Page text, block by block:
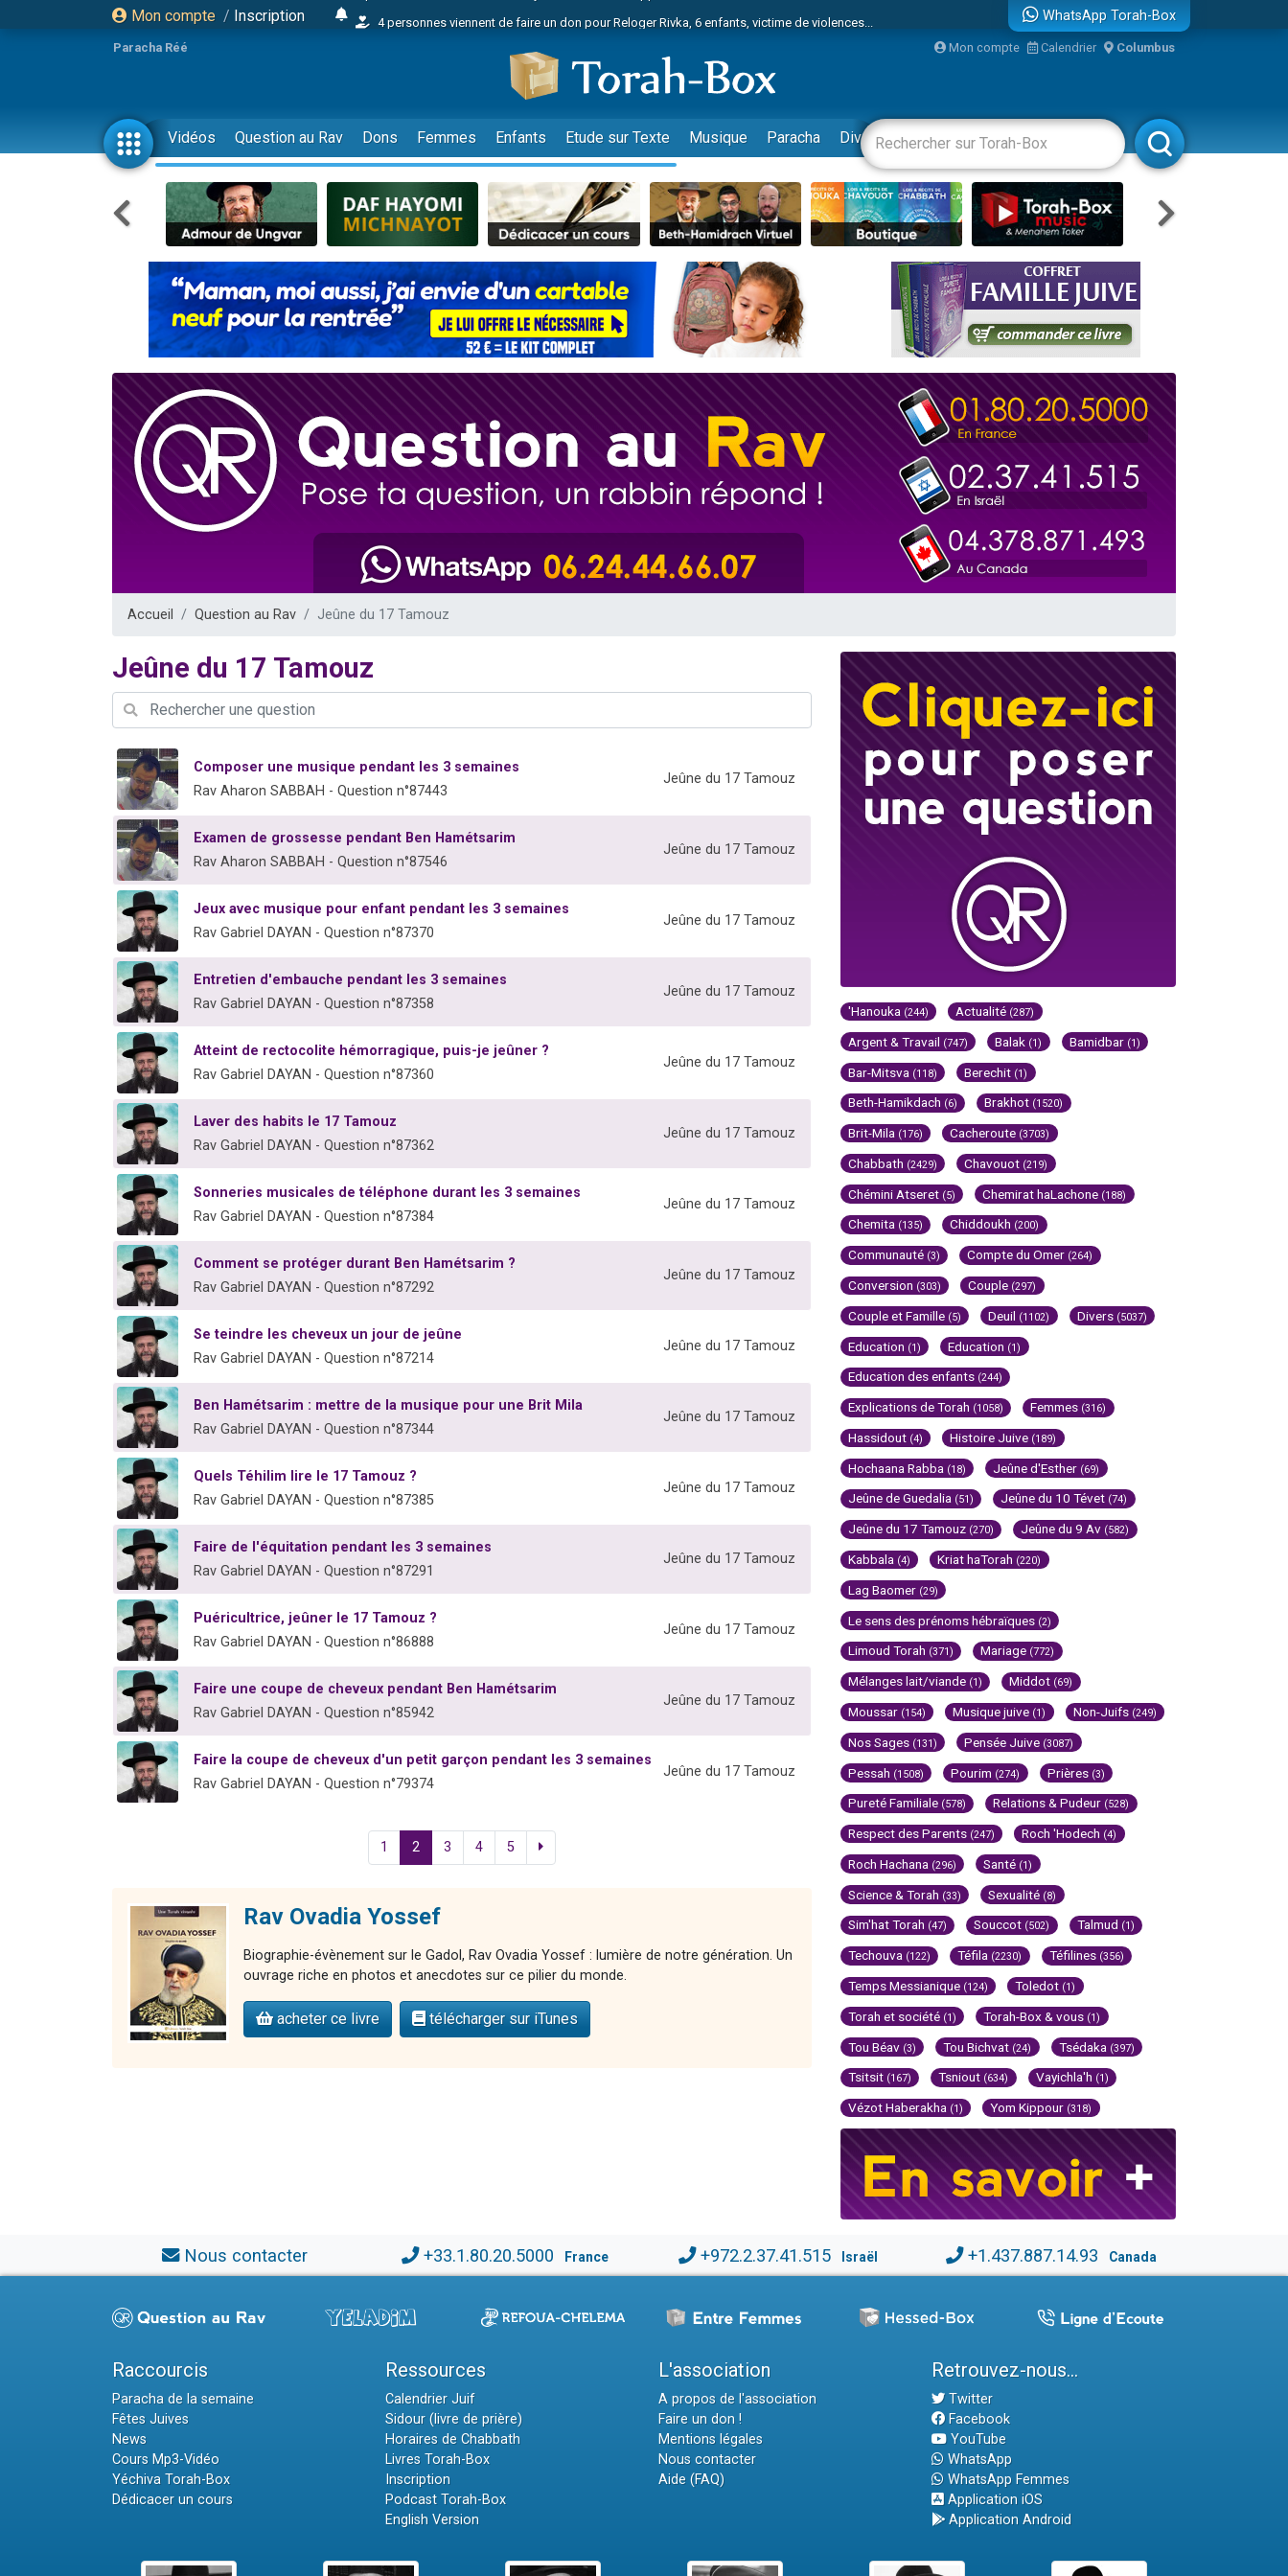
Mon compte / Inscription
4 personnes viennent de faire un don pour Reloger Rivka, 6 enfants, victime de violences...
17 personnes viennent de demander une bénédiction
4 personnes viennent de nous rejoindre sur WhatsApp
Il reste 49 places pour étudier en groupe sur Zoom
23 personnes viennent de faire un don pour Diane, 80 ans, dans un appartement insalubre
Eva vient de donner son Maasser
4 personnes viennent de nous rejoindre sur WhatsApp
3 personnes viennent de nous rejoindre sur WhatsApp
3 personnes viennent de faire un don pour 5 jours de vacances aux Orphelins
Odaya vient de donner son Maasser
2 personnes viennent de nous rejoindre sur WhatsApp
13 personnes viennent de demander une bénédiction
12 nouvelles musiques dans Torah-Box Music
30 personnes viennent de faire un don pour Sauvez la jambe de Yohan
Il reste 49 places pour étudier en groupe sur Zoom
2 personnes viennent de nous rejoindre sur WhatsApp
2 nouvelles musiques dans Torah-Box Music
6 personnes viennent de nous rejoindre sur WhatsApp
WhatsApp Torah-Box
Paracha Réé Mon compte Calendrier Columbus
Vidéos Question au Rav Dons Femmes Enfants Etude sur Texte Musique Paracha Divertissements Livres Rabbanim
Accueil Question au Rav Jeûne du 17 Tamouz
Jeûne du 17 Tamouz
Composer une musique pendant les 3 semaines
Rav Aharon SABBAH - Question n°87443
Jeûne du 17 Tamouz
Examen de grossesse pendant Ben Hamétsarim
Rav Aharon SABBAH - Question n°87546
Jeûne du 17 Tamouz
Jeux avec musique pour enfant pendant les 3 semaines
Rav Gabriel DAYAN - Question n°87370
Jeûne du 17 Tamouz
Entretien d'embauche pendant les 3 semaines
Rav Gabriel DAYAN - Question n°87358
Jeûne du 17 Tamouz
Atteint de rectocolite hémorragique, puis-je jeûner ?
Rav Gabriel DAYAN - Question n°87360
Jeûne du 17 Tamouz
Laver des habits le 17 Tamouz
Rav Gabriel DAYAN - Question n°87362
Jeûne du 17 Tamouz
Sonneries musicales de téléphone durant les 3 semaines
Rav Gabriel DAYAN - Question n°87384
Jeûne du 17 Tamouz
Comment se protéger durant Ben Hamétsarim ?
Rav Gabriel DAYAN - Question n°87292
Jeûne du 17 Tamouz
Se teindre les cheveux un jour de jeûne
Rav Gabriel DAYAN - Question n°87214
Jeûne du 17 Tamouz
Ben Hamétsarim : mettre de la musique pour une Brit Mila
Rav Gabriel DAYAN - Question n°87344
Jeûne du 17 Tamouz
Quels Téhilim lire le 17 Tamouz ?
Rav Gabriel DAYAN - Question n°87385
Jeûne du 17 Tamouz
Faire de l'équitation pendant les 3 semaines
Rav Gabriel DAYAN - Question n°87291
Jeûne du 17 Tamouz
Puéricultrice, jeûner le 17 Tamouz ?
Rav Gabriel DAYAN - Question n°86888
Jeûne du 17 Tamouz
Faire une coupe de cheveux pendant Ben Hamétsarim
Rav Gabriel DAYAN - Question n°85942
Jeûne du 17 Tamouz
Faire la coupe de cheveux d'un petit garçon pendant les 3 semaines
Rav Gabriel DAYAN - Question n°79374
Jeûne du 17 Tamouz
1 2 3 4 5
Rav Ovadia Yossef
Biographie-évènement sur le Gadol, Rav Ovadia Yossef : lumière de notre génération. Un
ouvrage riche en photos et anecdotes sur ce pilier du monde.
acheter ce livre télécharger sur iTunes
'Hanouka (244) Actualité (287)
Argent & Travail (747) Balak (1) Bamidbar (1)
Bar-Mitsva (118) Berechit (1)
Beth-Hamikdach (6) Brakhot (1520)
Brit-Mila (176) Cacheroute (3703)
Chabbath (2429) Chavouot (219)
Chémini Atseret (5) Chemirat haLachone (188)
Chemita (135) Chiddoukh (200)
Communauté (3) Compte du Omer (264)
Conversion (303) Couple (297)
Couple et Famille (5) Deuil (1102) Divers (5037)
Education (1) Education (1)
Education des enfants (244)
Explications de Torah (1058) Femmes (316)
Hassidout (4) Histoire Juive (189)
Hochaana Rabba (18) Jeûne d'Esther (69)
Jeûne de Guedalia (51) Jeûne du 10 Tévet (74)
Jeûne du 17 Tamouz (270) Jeûne du 9 Av (582)
Kabbala (4) Kriat haTorah (220)
Lag Baomer (29)
Le sens des prénoms hébraïques (2)
Limoud Torah (371) Mariage (772)
Mélanges lait/viande (1) Middot (69)
Moussar (154) Musique juive (1) Non-Juifs (249)
Nos Sages (131) Pensée Juive (3087)
Pessah (1508) Pourim (274) Prières (3)
Pureté Familiale (578) Relations & Pudeur (528)
Respect des Parents (247) Roch 'Hodech (4)
Roch Hachana (296) Santé (1)
Science & Torah (33) Sexualité (8)
Sim'hat Torah (47) Souccot (502) Talmud (1)
Techouva (122) Téfila (2230) Téfilines (356)
Temps Messianique (124) Toledot (1)
Torah et société (1) Torah-Box & vous (1)
Tou Béav (3) Tou Bichvat (24) Tsédaka (397)
Tsitsit (167) Tsniout (634) Vayichla'h (1)
Vézot Haberakha (1) Yom Kippour (318)
Nous contacter +33.1.80.20.5000 France +972.2.37.41.515 Israël +1.437.887.14.93 Canada
Raccourcis
Paracha de la semaine
Fêtes Juives
News
Cours Mp3-Vidéo
Yéchiva Torah-Box
Dédicacer un cours
Ressources
Calendrier Juif
Sidour (livre de prière)
Horaires de Chabbath
Livres Torah-Box
Inscription
Podcast Torah-Box
English Version
L'association
A propos de l'association
Faire un don !
Mentions légales
Nous contacter
Aide (FAQ)
Retrouvez-nous...
Twitter
Facebook
YouTube
WhatsApp
WhatsApp Femmes
Application iOS
Application Android